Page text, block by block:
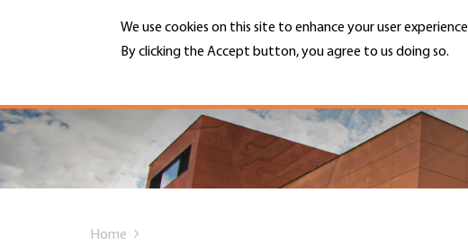
We use cookies on this site to enhance your user experience
By clicking the Accept button, you agree to us doing so.
Hauptnavigation
PORTRAIT
DIENSTLEISTUNGEN
MENU
Home